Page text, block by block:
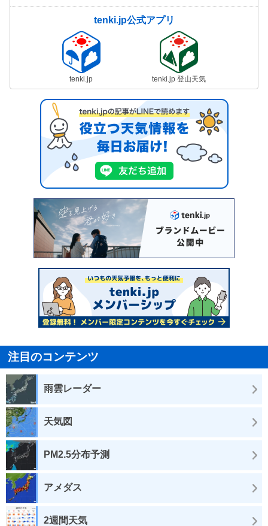
tenki.jp公式アプリ
tenki.jp tenki.jp 登山天気
注目のコンテンツ
雨雲レーダー
天気図
PM2.5分布予測
アメダス
2週間天気